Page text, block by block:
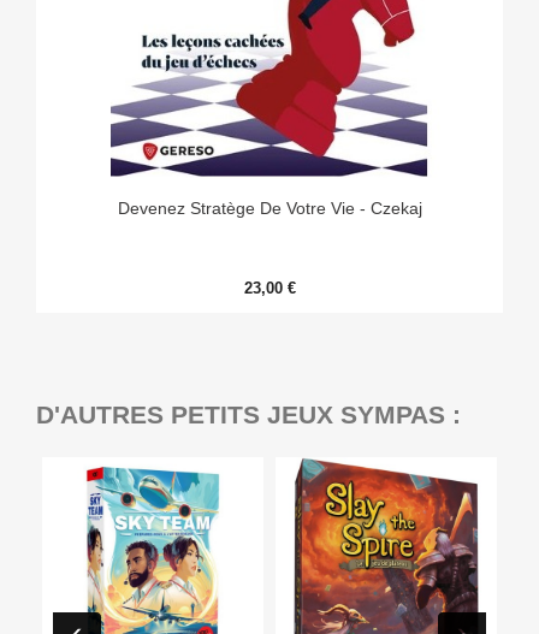
Devenez Stratège De Votre Vie - Czekaj
23,00 €
D'AUTRES PETITS JEUX SYMPAS :